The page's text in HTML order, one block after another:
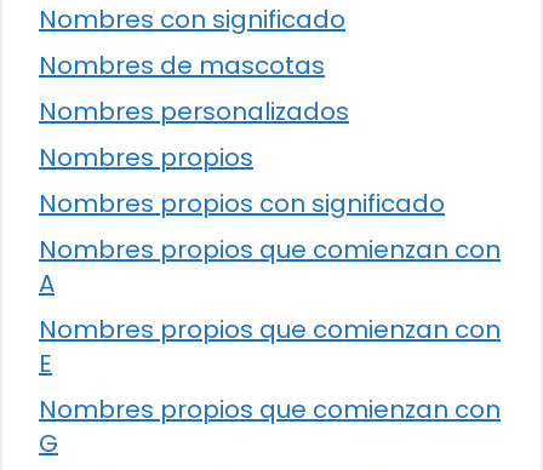
Nombres con significado
Nombres de mascotas
Nombres personalizados
Nombres propios
Nombres propios con significado
Nombres propios que comienzan con
A
Nombres propios que comienzan con
E
Nombres propios que comienzan con
G